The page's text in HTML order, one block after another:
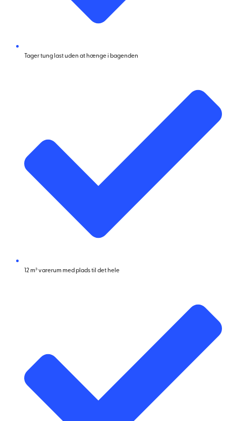
Tager tung last uden at hænge i bagenden
12 m³ varerum med plads til det hele